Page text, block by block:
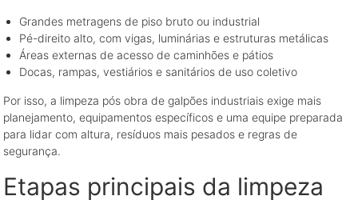
Grandes metragens de piso bruto ou industrial
Pé-direito alto, com vigas, luminárias e estruturas metálicas
Áreas externas de acesso de caminhões e pátios
Docas, rampas, vestiários e sanitários de uso coletivo
Por isso, a limpeza pós obra de galpões industriais exige mais
planejamento, equipamentos específicos e uma equipe preparada
para lidar com altura, resíduos mais pesados e regras de
segurança.
Etapas principais da limpeza